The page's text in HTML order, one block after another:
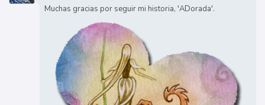
Muchas gracias por seguir mi historia, 'ADorada'.